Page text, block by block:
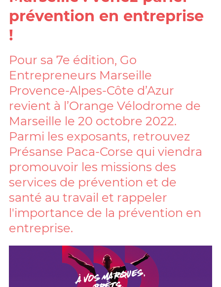
prévention en entreprise
!
Pour sa 7e édition, Go
Entrepreneurs Marseille
Provence-Alpes-Côte d’Azur
revient à l’Orange Vélodrome de
Marseille le 20 octobre 2022.
Parmi les exposants, retrouvez
Présanse Paca-Corse qui viendra
promouvoir les missions des
services de prévention et de
santé au travail et rappeler
l'importance de la prévention en
entreprise.